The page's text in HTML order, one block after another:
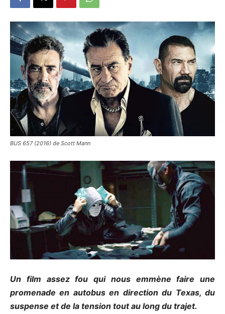
BUS 657 (2016) de Scott Mann
Un film assez fou qui nous emmène faire une
promenade en autobus en direction du Texas, du
suspense et de la tension tout au long du trajet.